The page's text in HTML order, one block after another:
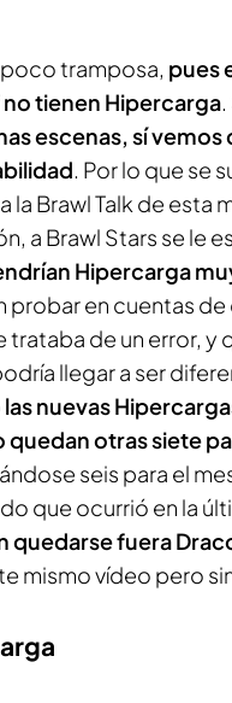
tramposa, pues
tienen Hipercarga
escenas, sí
. Por lo que se
Brawl Talk de esta
a Brawl Stars se le
Hipercarga
en cuentas
de un error, y
llegar a ser
nuevas
quedan otras siete
seis para el
que ocurrió en la
quedarse fuera
mismo vídeo pero